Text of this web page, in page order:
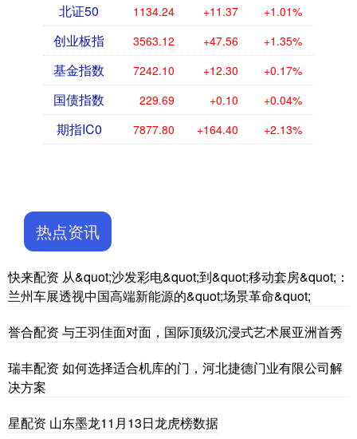
北证50 1134.24 +11.37 +1.01%
创业板指 3563.12 +47.56 +1.35%
基金指数 7242.10 +12.30 +0.17%
国债指数 229.69 +0.10 +0.04%
期指IC0 7877.80 +164.40 +2.13%
热点资讯
快来配资 从&quot;沙发彩电&quot;到&quot;移动套房&quot;：
兰州车展透视中国高端新能源的&quot;场景革命&quot;
誉合配资 与王羽佳面对面，国际顶级沉浸式艺术展亚洲首秀
瑞丰配资 如何选择适合机库的门，河北捷德门业有限公司解
决方案
星配资 山东墨龙11月13日龙虎榜数据